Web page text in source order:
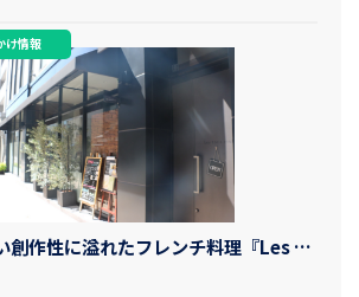
け情報
枠にとらわれない創作性に溢れたフレンチ料理『Les trois couleurs（トワ・クルール）』